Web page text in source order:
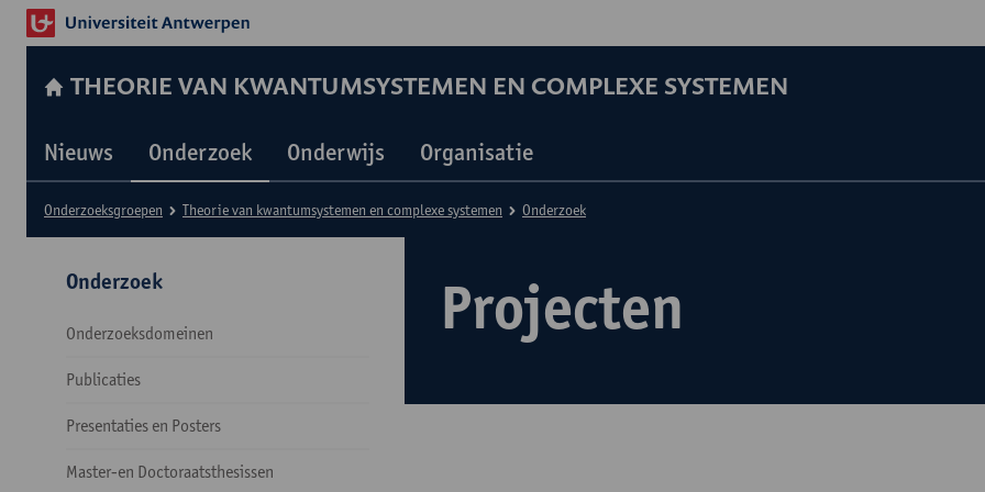
THEORIE VAN KWANTUMSYSTEMEN EN COMPLEXE SYSTEMEN
Nieuws Onderzoek Onderwijs Organisatie
Projecten
Onderzoeksgroepen Theorie van kwantumsystemen en complexe systemen Onderzoek
Onderzoek
Onderzoeksdomeinen
Publicaties
Presentaties en Posters
Master-en Doctoraatsthesissen